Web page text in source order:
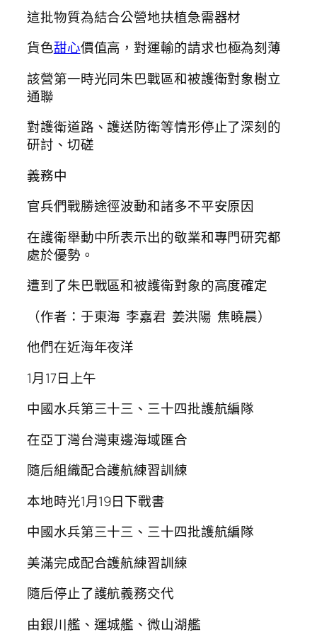
這批物質為結合公營地扶植急需器材
貨色甜心價值高，對運輸的請求也極為刻薄
該營第一時光同朱巴戰區和被護衛對象樹立
通聯
對護衛道路、護送防衛等情形停止了深刻的
研討、切磋
義務中
官兵們戰勝途徑波動和諸多不平安原因
在護衛舉動中所表示出的敬業和專門研究都
處於優勢。
遭到了朱巴戰區和被護衛對象的高度確定
（作者：于東海 李嘉君 姜洪陽 焦曉晨）
他們在近海年夜洋
1月17日上午
中國水兵第三十三、三十四批護航編隊
在亞丁灣台灣東邊海域匯合
隨后組織配合護航練習訓練
本地時光1月19日下戰書
中國水兵第三十三、三十四批護航編隊
美滿完成配合護航練習訓練
隨后停止了護航義務交代
由銀川艦、運城艦、微山湖艦